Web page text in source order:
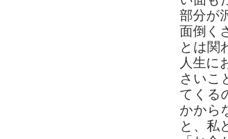
部分が
面倒く
とは関
人生に
さいこ
てくる
かから
と、私